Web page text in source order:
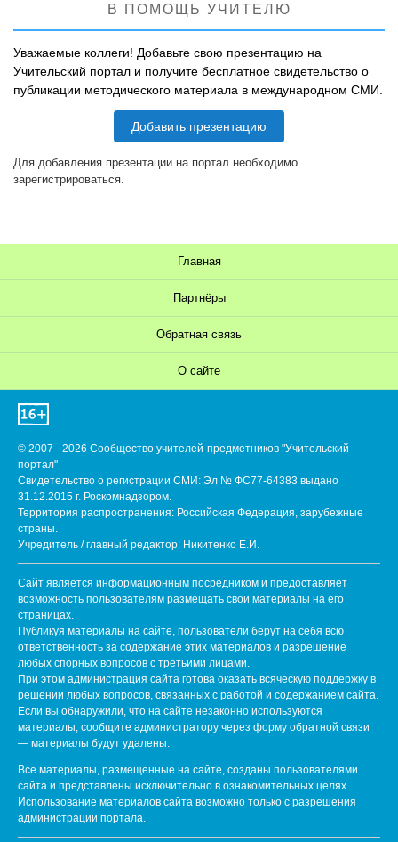
В ПОМОЩЬ УЧИТЕЛЮ
Уважаемые коллеги! Добавьте свою презентацию на
Учительский портал и получите бесплатное свидетельство о
публикации методического материала в международном СМИ.
Добавить презентацию
Для добавления презентации на портал необходимо
зарегистрироваться.
Главная
Партнёры
Обратная связь
О сайте
© 2007 - 2026 Сообщество учителей-предметников "Учительский
портал"
Свидетельство о регистрации СМИ: Эл № ФС77-64383 выдано
31.12.2015 г. Роскомнадзором.
Территория распространения: Российская Федерация, зарубежные
страны.
Учредитель / главный редактор: Никитенко Е.И.
Сайт является информационным посредником и предоставляет
возможность пользователям размещать свои материалы на его
страницах.
Публикуя материалы на сайте, пользователи берут на себя всю
ответственность за содержание этих материалов и разрешение
любых спорных вопросов с третьими лицами.
При этом администрация сайта готова оказать всяческую поддержку в
решении любых вопросов, связанных с работой и содержанием сайта.
Если вы обнаружили, что на сайте незаконно используются
материалы, сообщите администратору через форму обратной связи
— материалы будут удалены.
Все материалы, размещенные на сайте, созданы пользователями
сайта и представлены исключительно в ознакомительных целях.
Использование материалов сайта возможно только с разрешения
администрации портала.